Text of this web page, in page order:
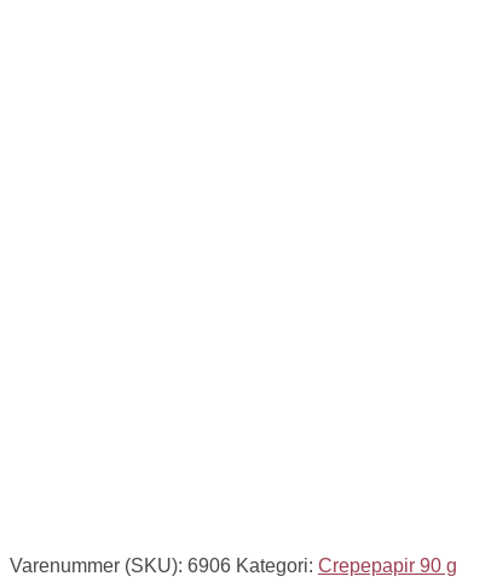
Varenummer (SKU): 6906 Kategori: Crepepapir 90 g